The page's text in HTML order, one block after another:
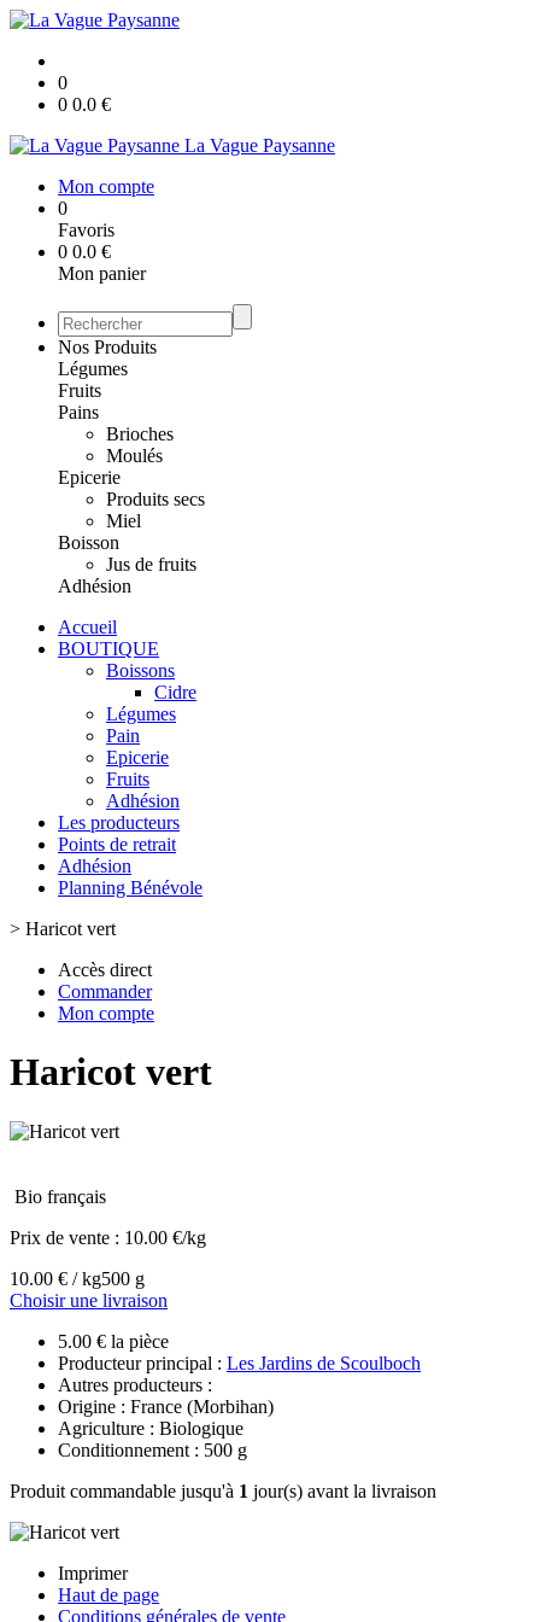
0
0 0.0 €
La Vague Paysanne
Mon compte
0
Favoris
0 0.0 €
Mon panier
Nos Produits
Légumes
Fruits
Pains
Brioches
Moulés
Epicerie
Produits secs
Miel
Boisson
Jus de fruits
Adhésion
Accueil
BOUTIQUE
Boissons
Cidre
Légumes
Pain
Epicerie
Fruits
Adhésion
Les producteurs
Points de retrait
Adhésion
Planning Bénévole
> Haricot vert
Accès direct
Commander
Mon compte
Haricot vert
Bio français
Prix de vente : 10.00 €/kg
10.00 € / kg500 g
Choisir une livraison
5.00 € la pièce
Producteur principal : Les Jardins de Scoulboch
Autres producteurs :
Origine : France (Morbihan)
Agriculture : Biologique
Conditionnement : 500 g
Produit commandable jusqu'à 1 jour(s) avant la livraison
Imprimer
Haut de page
Conditions générales de vente